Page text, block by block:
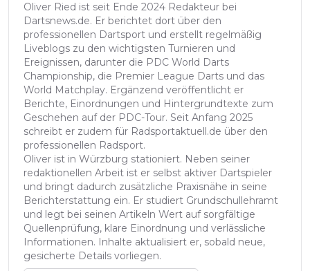
Oliver Ried ist seit Ende 2024 Redakteur bei
Dartsnews.de. Er berichtet dort über den
professionellen Dartsport und erstellt regelmäßig
Liveblogs zu den wichtigsten Turnieren und
Ereignissen, darunter die PDC World Darts
Championship, die Premier League Darts und das
World Matchplay. Ergänzend veröffentlicht er
Berichte, Einordnungen und Hintergrundtexte zum
Geschehen auf der PDC-Tour. Seit Anfang 2025
schreibt er zudem für Radsportaktuell.de über den
professionellen Radsport.
Oliver ist in Würzburg stationiert. Neben seiner
redaktionellen Arbeit ist er selbst aktiver Dartspieler
und bringt dadurch zusätzliche Praxisnähe in seine
Berichterstattung ein. Er studiert Grundschullehramt
und legt bei seinen Artikeln Wert auf sorgfältige
Quellenprüfung, klare Einordnung und verlässliche
Informationen. Inhalte aktualisiert er, sobald neue,
gesicherte Details vorliegen.